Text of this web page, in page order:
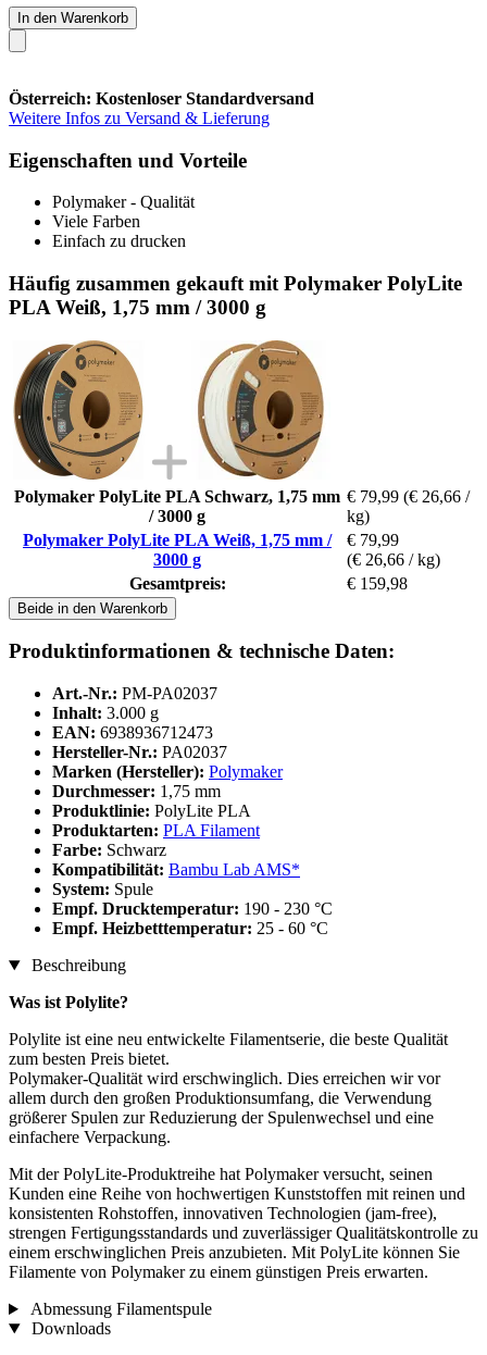
In den Warenkorb
Österreich: Kostenloser Standardversand
Weitere Infos zu Versand & Lieferung
Eigenschaften und Vorteile
Polymaker - Qualität
Viele Farben
Einfach zu drucken
Häufig zusammen gekauft mit Polymaker PolyLite
PLA Weiß, 1,75 mm / 3000 g
Polymaker PolyLite PLA Schwarz, 1,75 mm
/ 3000 g
€ 79,99 (€ 26,66 /
kg)
Polymaker PolyLite PLA Weiß, 1,75 mm /
3000 g
€ 79,99
(€ 26,66 / kg)
Gesamtpreis:
€ 159,98
Beide in den Warenkorb
Produktinformationen & technische Daten:
Art.-Nr.: PM-PA02037
Inhalt: 3.000 g
EAN: 6938936712473
Hersteller-Nr.: PA02037
Marken (Hersteller): Polymaker
Durchmesser: 1,75 mm
Produktlinie: PolyLite PLA
Produktarten: PLA Filament
Farbe: Schwarz
Kompatibilität: Bambu Lab AMS*
System: Spule
Empf. Drucktemperatur: 190 - 230 °C
Empf. Heizbetttemperatur: 25 - 60 °C
Beschreibung
Was ist Polylite?
Polylite ist eine neu entwickelte Filamentserie, die beste Qualität
zum besten Preis bietet.
Polymaker-Qualität wird erschwinglich. Dies erreichen wir vor
allem durch den großen Produktionsumfang, die Verwendung
größerer Spulen zur Reduzierung der Spulenwechsel und eine
einfachere Verpackung.
Mit der PolyLite-Produktreihe hat Polymaker versucht, seinen
Kunden eine Reihe von hochwertigen Kunststoffen mit reinen und
konsistenten Rohstoffen, innovativen Technologien (jam-free),
strengen Fertigungsstandards und zuverlässiger Qualitätskontrolle zu
einem erschwinglichen Preis anzubieten. Mit PolyLite können Sie
Filamente von Polymaker zu einem günstigen Preis erwarten.
Abmessung Filamentspule
Downloads